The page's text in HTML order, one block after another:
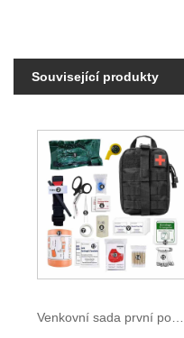
Související produkty
Venkovní sada první pomoci